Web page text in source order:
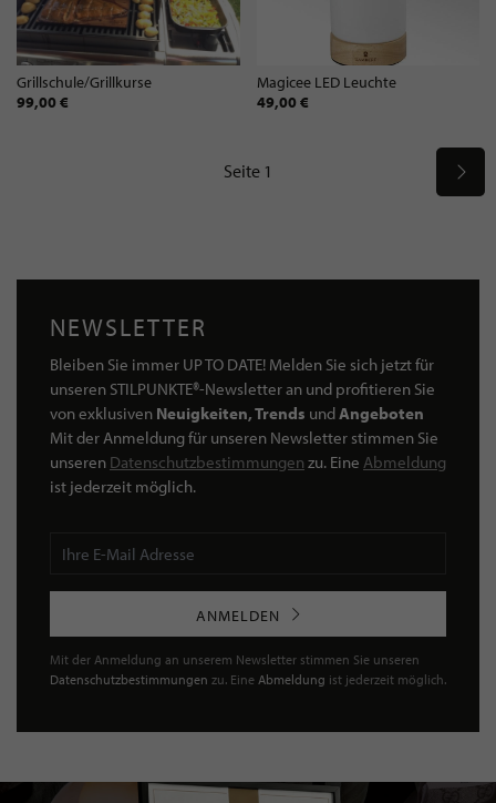
Grillschule/Grillkurse
99,00 €
Magicee LED Leuchte
49,00 €
Seite 1
NEWSLETTER
Bleiben Sie immer UP TO DATE! Melden Sie sich jetzt für
unseren STILPUNKTE®-Newsletter an und profitieren Sie
von exklusiven Neuigkeiten, Trends undAngeboten
Mit der Anmeldung für unseren Newsletter stimmen Sie
unseren Datenschutzbestimmungen zu. Eine Abmeldung
ist jederzeit möglich.
ANMELDEN
Mit der Anmeldung an unserem Newsletter stimmen Sie unseren
Datenschutzbestimmungen zu. Eine Abmeldung ist jederzeit möglich.